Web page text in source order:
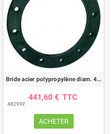
Bride acier polypropylène diam. 400mm
441,60 € TTC
48299Z
ACHETER